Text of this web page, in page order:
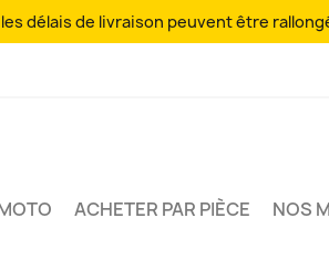
délais de livraison peuvent être
ACHETER PAR PIÈCE NOS